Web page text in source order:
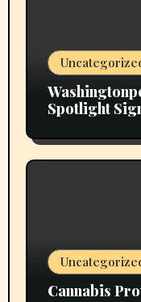
Spotlight
Cannabis